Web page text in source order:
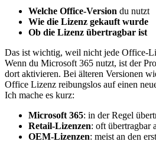
Welche Office-Version du nutzt
Wie die Lizenz gekauft wurde
Ob die Lizenz übertragbar ist
Das ist wichtig, weil nicht jede Office-
Wenn du Microsoft 365 nutzt, ist der
dort aktivieren. Bei älteren Versionen
Office Lizenz reibungslos auf einen
Ich mache es kurz:
Microsoft 365: in der Regel
Retail-Lizenzen: oft übertragbar
OEM-Lizenzen: meist an den